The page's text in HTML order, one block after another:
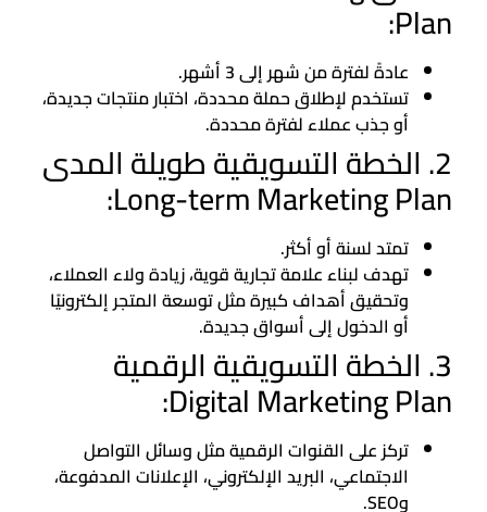
Plan:
عادةً لفترة من شهر إلى 3 أشهر.
تستخدم لإطلاق حملة محددة، اختبار منتجات جديدة،
أو جذب عملاء لفترة محددة.
2. الخطة التسويقية طويلة المدى
Long-term Marketing Plan:
تمتد لسنة أو أكثر.
تهدف لبناء علامة تجارية قوية، زيادة ولاء العملاء،
وتحقيق أهداف كبيرة مثل توسعة المتجر إلكترونيًا
أو الدخول إلى أسواق جديدة.
3. الخطة التسويقية الرقمية
Digital Marketing Plan:
تركز على القنوات الرقمية مثل وسائل التواصل
الاجتماعي، البريد الإلكتروني، الإعلانات المدفوعة،
وSEO.